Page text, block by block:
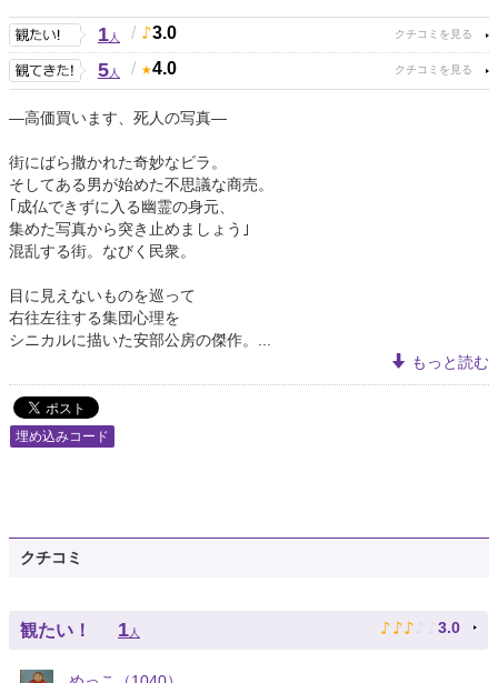
1人 / 3.0
5人 / 4.0
—高価買います、死人の写真—
街にばら撒かれた奇妙なビラ。
そしてある男が始めた不思議な商売。
｢成仏できずに入る幽霊の身元、
集めた写真から突き止めましょう｣
混乱する街。なびく民衆。
目に見えないものを巡って
右往左往する集団心理を
シニカルに描いた安部公房の傑作。...
もっと読む
埋め込みコード
クチコミ
観たい！ 1人 ♪ ♪ ♪ ♪ ♪ 3.0